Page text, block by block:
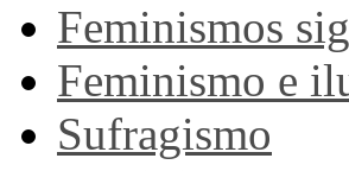
Feminismos
Feminismo e
Sufragismo